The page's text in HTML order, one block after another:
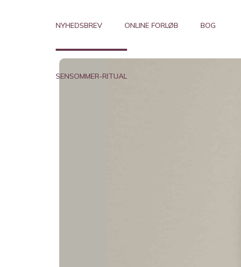
NYHEDSBREV ONLINE FORLØB BOG
SENSOMMER-RITUAL